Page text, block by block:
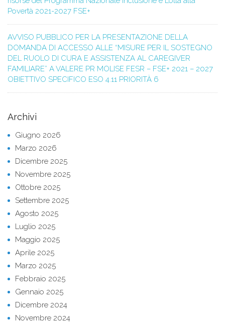
Povertà 2021-2027 FSE+
AVVISO PUBBLICO PER LA PRESENTAZIONE DELLA
DOMANDA DI ACCESSO ALLE “MISURE PER IL SOSTEGNO
DEL RUOLO DI CURA E ASSISTENZA AL CAREGIVER
FAMILIARE” A VALERE PR MOLISE FESR – FSE+ 2021 – 2027
OBIETTIVO SPECIFICO ESO 4.11 PRIORITÀ 6
Archivi
Giugno 2026
Marzo 2026
Dicembre 2025
Novembre 2025
Ottobre 2025
Settembre 2025
Agosto 2025
Luglio 2025
Maggio 2025
Aprile 2025
Marzo 2025
Febbraio 2025
Gennaio 2025
Dicembre 2024
Novembre 2024